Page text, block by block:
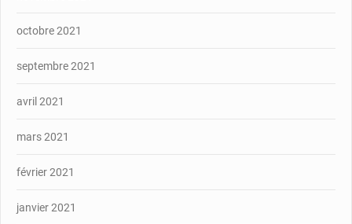
octobre 2021
septembre 2021
avril 2021
mars 2021
février 2021
janvier 2021